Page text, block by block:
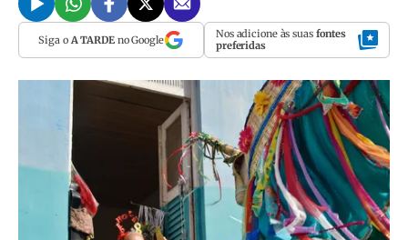
Siga o A TARDEno Google Nos adicione às suas fontes
preferidas